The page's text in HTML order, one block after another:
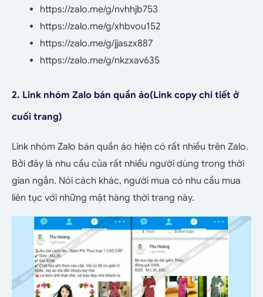
https://zalo.me/g/nvhhjb753
https://zalo.me/g/xhbvou152
https://zalo.me/g/jjaszx887
https://zalo.me/g/nkzxav635
2. Link nhóm Zalo bán quần áo(Link copy chi tiết ở
cuối trang)
Link nhóm Zalo bán quần áo hiện có rất nhiều trên Zalo.
Bởi đây là nhu cầu của rất nhiều người dùng trong thời
gian ngắn. Nói cách khác, người mua có nhu cầu mua
liên tục với những mặt hàng thời trang này.